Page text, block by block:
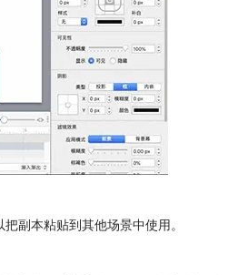
副本粘贴到其他场景中使用。